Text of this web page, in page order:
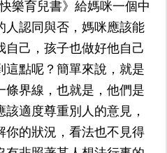
樂育兒書》給媽咪一個中
人認同與否，媽咪應該能
自己，孩子也做好他自己
這點呢？簡單來說，就是
條界線，也就是，他們是
適度尊重別人的意見，
你的狀況，看法也不見得